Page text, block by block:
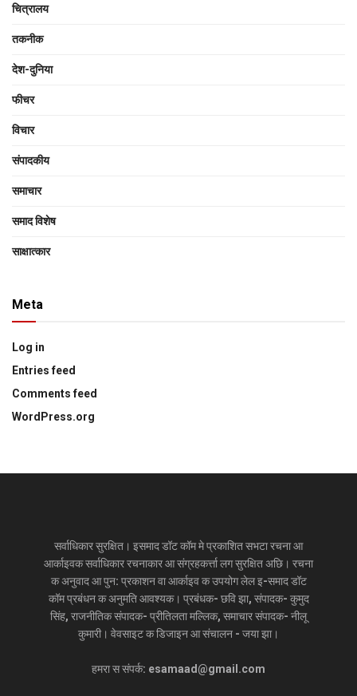
चित्रालय
तकनीक
देश-दुनिया
फीचर
विचार
संपादकीय
समाचार
समाद विशेष
साक्षात्‍कार
Meta
Log in
Entries feed
Comments feed
WordPress.org
सर्वाधिकार सुरक्षित। इसमाद डॉट कॉम मे प्रकाशित सभटा रचना आ
आर्काइवक सर्वाधिकार रचनाकार आ संग्रहकर्त्ता लग सुरक्षित अछि। रचना
क अनुवाद आ पुन: प्रकाशन वा आर्काइव क उपयोग लेल इ-समाद डॉट
कॉम प्रबंधन क अनुमति आवश्यक। प्रबंधक- छवि झा, संपादक- कुमुद
सिंह, राजनीतिक संपादक- प्रीतिलता मल्लिक, समाचार संपादक- नीलू
कुमारी। वेवसाइट क डिजाइन आ संचालन - जया झा।
हमरा स संपर्क: esamaad@gmail.com